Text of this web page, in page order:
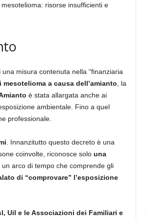
risorse insufficienti e
misura contenuta nella “finanziaria
a causa dell’amianto , la
è stata allargata anche ai
ambientale. Fino a quel
professionale.
. Innanzitutto questo decreto è una
coinvolte, riconosce solouna
arco di tempo che comprende gli
di “comprovare” l’esposizione
Uil e le Associazioni dei Familiari e